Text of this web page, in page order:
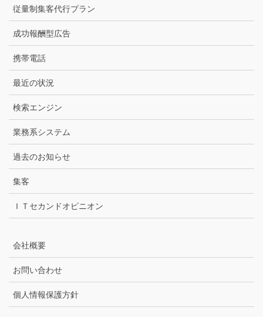
従量制集客代行プラン
成功報酬型広告
携帯電話
最近の状況
検索エンジン
業務系システム
過去のお知らせ
集客
ＩＴセカンドオピニオン
会社概要
お問い合わせ
個人情報保護方針